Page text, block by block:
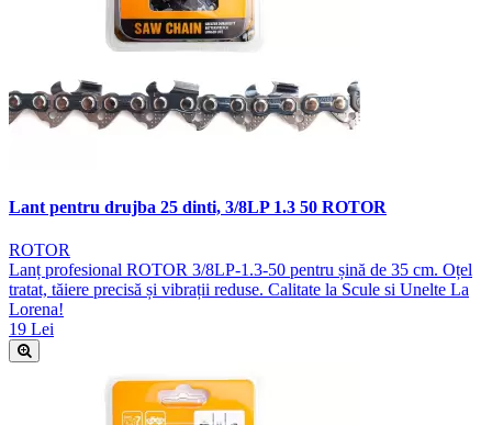
Lant pentru drujba 25 dinti, 3/8LP 1.3 50 ROTOR
ROTOR
Lanț profesional ROTOR 3/8LP-1.3-50 pentru șină de 35 cm. Oțel
tratat, tăiere precisă și vibrații reduse. Calitate la Scule si Unelte La
Lorena!
19 Lei